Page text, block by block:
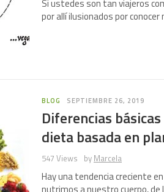
Si ustedes son tan viajeros
por allí ilusionados por
BLOG SEPTIEMBRE 26, 2019
Diferencias
dieta basada en
547 Views by Marcela
Hay una tendencia creciente
nutrimos a nuestro cuerpo,